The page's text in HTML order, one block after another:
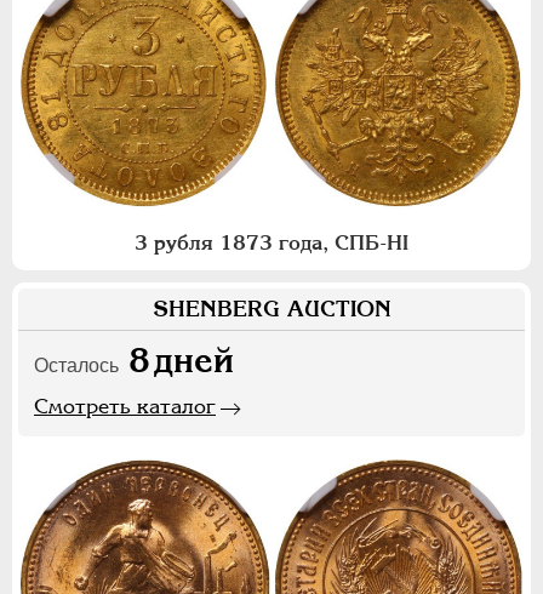
3 рубля 1873 года, СПБ-НI
SHENBERG AUCTION
Осталось 8дней
Смотреть каталог